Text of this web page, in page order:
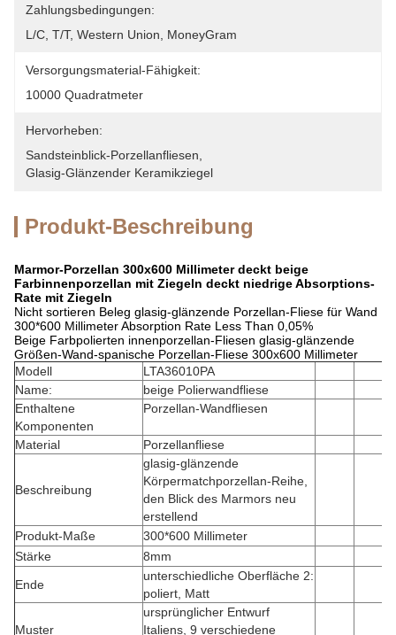
Zahlungsbedingungen:
L/C, T/T, Western Union, MoneyGram
Versorgungsmaterial-Fähigkeit:
10000 Quadratmeter
Hervorheben:
Sandsteinblick-Porzellanfliesen
Glasig-Glänzender Keramikziegel
Produkt-Beschreibung
Marmor-Porzellan 300x600 Millimeter deckt beige
Farbinnenporzellan mit Ziegeln deckt niedrige Absorptions-
Rate mit Ziegeln
Nicht sortieren Beleg glasig-glänzende Porzellan-Fliese für Wand
300*600 Millimeter Absorption Rate Less Than 0,05%
Beige Farbpolierten innenporzellan-Fliesen glasig-glänzende
Größen-Wand-spanische Porzellan-Fliese 300x600 Millimeter
Modell
LTA36010PA
Name:
beige Polierwandfliese
Enthaltene
Komponenten
Porzellan-Wandfliesen
Material Porzellanfliese
Beschreibung
glasig-glänzende
Körpermatchporzellan-Reihe,
den Blick des Marmors neu
erstellend
Produkt-Maße
300*600 Millimeter
Stärke
8mm
Ende
unterschiedliche Oberfläche 2:
poliert, Matt
Muster
ursprünglicher Entwurf
Italiens, 9 verschiedene